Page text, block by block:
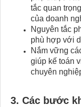
tắc quan
của doanh
Nguyên tắc
phù hợp với
Nắm vững
giúp kế toán
chuyên
3. Các bước